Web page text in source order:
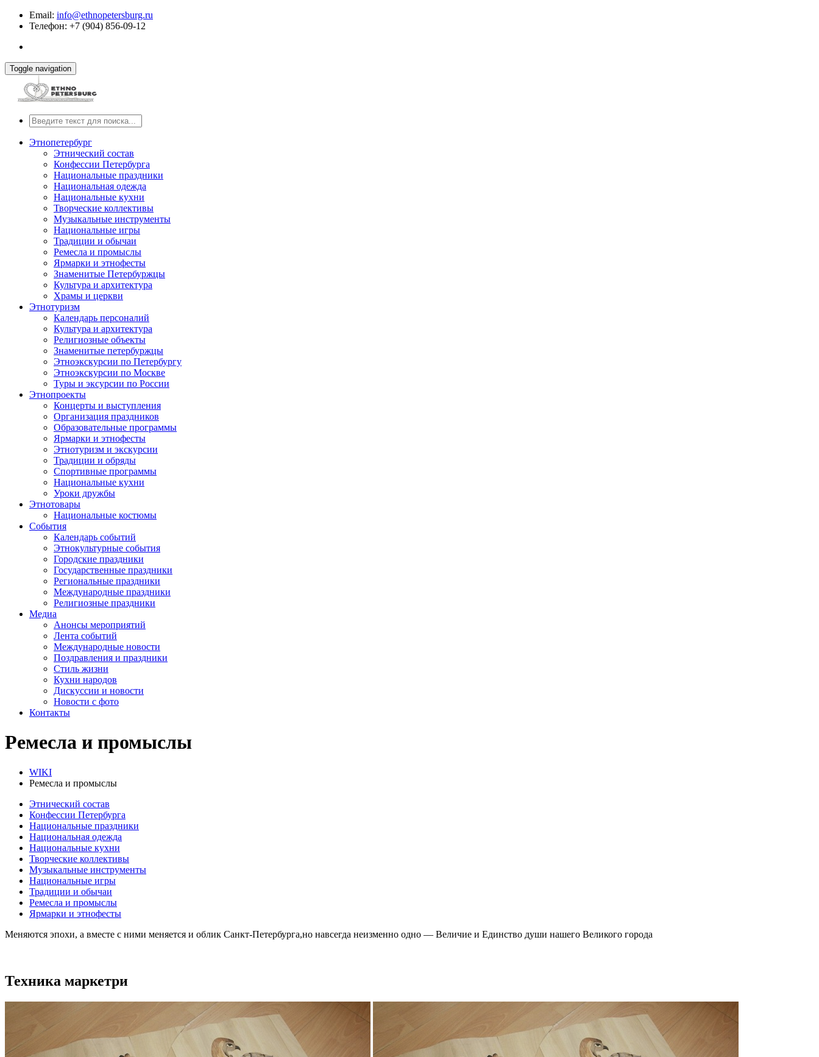
Email: info@ethnopetersburg.ru
Телефон: +7 (904) 856-09-12
Toggle navigation
Этнопетербург
Этнический состав
Конфессии Петербурга
Национальные праздники
Национальная одежда
Национальные кухни
Творческие коллективы
Музыкальные инструменты
Национальные игры
Традиции и обычаи
Ремесла и промыслы
Ярмарки и этнофесты
Знаменитые Петербуржцы
Культура и архитектура
Храмы и церкви
Этнотуризм
Календарь персоналий
Культура и архитектура
Религиозные объекты
Знаменитые петербуржцы
Этноэкскурсии по Петербургу
Этноэкскурсии по Москве
Туры и эксурсии по России
Этнопроекты
Концерты и выступления
Организация праздников
Образовательные программы
Ярмарки и этнофесты
Этнотуризм и экскурсии
Традиции и обряды
Спортивные программы
Национальные кухни
Уроки дружбы
Этнотовары
Национальные костюмы
События
Календарь событий
Этнокультурные события
Городские праздники
Государственные праздники
Региональные праздники
Международные праздники
Религиозные праздники
Медиа
Анонсы мероприятий
Лента событий
Международные новости
Поздравления и праздники
Cтиль жизни
Кухни народов
Дискуссии и новости
Новости с фото
Контакты
Ремесла и промыслы
WIKI
Ремесла и промыслы
Этнический состав
Конфессии Петербурга
Национальные праздники
Национальная одежда
Национальные кухни
Творческие коллективы
Музыкальные инструменты
Национальные игры
Традиции и обычаи
Ремесла и промыслы
Ярмарки и этнофесты
Меняются эпохи, а вместе с ними меняется и облик Санкт-Петербурга,но навсегда неизменно одно — Величие и Единство души нашего Великого города
Техника маркетри